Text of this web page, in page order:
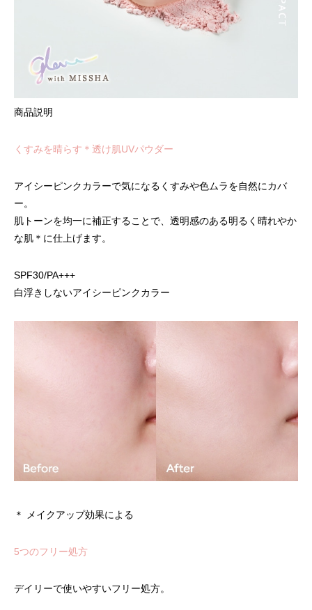
商品説明
くすみを晴らす ＊ 透け肌UVパウダー
アイシーピンクカラーで気になるくすみや色ムラを自然にカバ
ー。
肌トーンを均一に補正することで、透明感のある明るく晴れやか
な肌 ＊ に仕上げます。
SPF30/PA+++
白浮きしないアイシーピンクカラー
＊ メイクアップ効果による
5つのフリー処方
デイリーで使いやすいフリー処方。